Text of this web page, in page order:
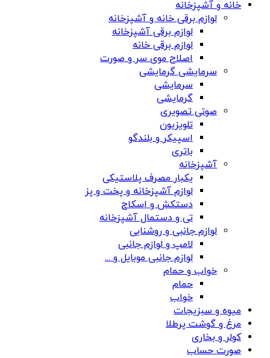
خانه و آشپزخانه
لوازم برقی خانه و آشپزخانه
لوازم برقی آشپزخانه
لوازم برقی خانه
اصلاح موی سر و صورت
سرمایشی گرمایشی
سرمایشی
گرمایشی
صوتی تصویری
تلویزیون
اسپیکر و بلندگو
باتری
آشپزخانه
یکبار مصرف پلاستیکی
لوازم آشپزخانه و پخت و پز
دستکش و اسکاج
تی و دستمال آشپزخانه
لوازم جانبی و روشنایی
لامپ و لوازم جانبی
لوازم جانبی موبایل و ...
خواب و حمام
حمام
خواب
میوه و سبزیجات
مرغ و گوشت پرطلا
کولر و بخاری
صورت حساب